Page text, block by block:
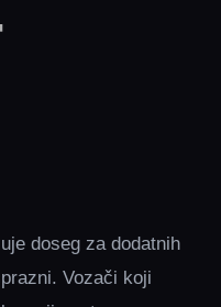
doseg za dodatnih
Vozači koji